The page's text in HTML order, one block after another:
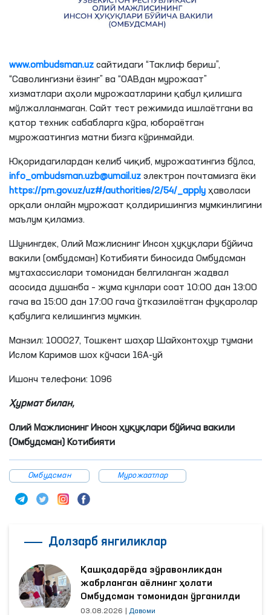
www.ombudsman.uz сайтидаги “Таклиф бериш”,
“Саволингизни ёзинг” ва “ОАВдан мурожаат”
хизматлари аҳоли мурожаатларини қабул қилишга
мўлжалланмаган. Сайт тест режимида ишлаётгани ва
қатор техник сабабларга кўра, юбораётган
мурожаатингиз матни бизга кўринмайди.
Юқоридагилардан келиб чиқиб, мурожаатингиз бўлса,
info_ombudsman.uzb@umail.uz электрон почтамизга ёки
https://pm.gov.uz/uz#/authorities/2/54/_apply ҳаволаси
орқали онлайн мурожаат қолдиришингиз мумкинлигини
маълум қиламиз.
Шунингдек, Олий Мажлиснинг Инсон ҳуқуқлари бўйича
вакили (омбудсман) Котибияти биносида Омбудсман
мутахассислари томонидан белгиланган жадвал
асосида душанба – жума кунлари соат 10:00 дан 13:00
гача ва 15:00 дан 17:00 гача ўтказилаётган фуқаролар
қабулига келишингиз мумкин.
Манзил: 100027, Тошкент шаҳар Шайхонтоҳур тумани
Ислом Каримов шох кўчаси 16А-уй
Ишонч телефони: 1096
Ҳурмат билан,
Олий Мажлиснинг Инсон ҳуқуқлари бўйича вакили
(Омбудсман) Котибияти
Омбудсман Мурожаатлар
Долзарб янгиликлар
Қашқадарёда зўравонликдан
жабрланган аёлнинг ҳолати
Омбудсман томонидан ўрганилди
03.08.2026 Давоми